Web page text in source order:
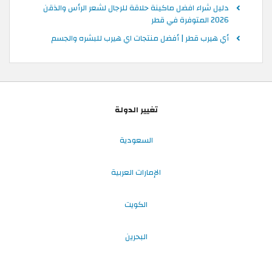
دليل شراء افضل ماكينة حلاقة للرجال لشعر الرأس والذقن
2026 المتوفرة في قطر
أي هيرب قطر | أفضل منتجات اي هيرب للبشره والجسم
تغيير الدولة
السعودية
الإمارات العربية
الكويت
البحرين